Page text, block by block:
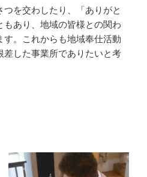
を交わしたり、「ありがと
もあり、地域の皆様との関わ
す。これからも地域奉仕活動
差した事業所でありたいと考